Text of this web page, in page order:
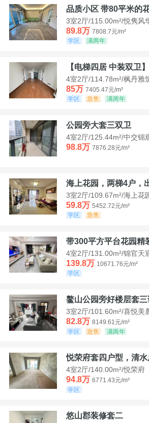
品质小区 带80平米的
3室2厅/115.00m²/悦隽风
89.8万 7808.7元/m²
学区
满两年
【电梯四居 中装双卫】
4室2厅/114.78m²/枫丹雅
85万 7405.47元/m²
学区
急售 满两年
公园旁大套三双卫
4室2厅/125.44m²/中交锦
98.8万 7876.28元/m²
海上花园，两梯4户，
3室2厅/109.67m²/海上花
59.8万 5452.72元/m²
学区
急售
带300平方平台花园精
4室2厅/131.00m²/锦官天
139.8万 10671.76元/m²
学区
鳌山公园旁好楼层套
3室2厅/101.60m²/喜悦美
82.8万 8149.61元/m²
学区
急售 满两年
4室2厅/140.00m²/悦荣府
94.8万 6771.43元/m²
学区
悠山郡装修套二